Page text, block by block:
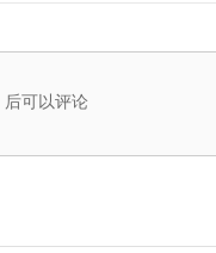
后可以评论